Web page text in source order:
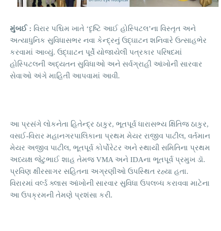
મુંબઈ : વિરાર પશ્ચિમ ખાતે ‘દૃષ્ટિ આઈ હોસ્પિટલ’ના વિસ્તૃત અને
અત્યાધુનિક સુવિધાસભર નવા કેન્દ્રનું ઉદ્ઘાટન શનિવારે ઉત્સાહભેર
કરવામાં આવ્યું. ઉદ્ઘાટન પૂર્વે યોજાયેલી પત્રકાર પરિષદમાં
હોસ્પિટલની અદ્યતન સુવિધાઓ અને સર્વગ્રાહી આંખોની સારવાર
સેવાઓ અંગે માહિતી આપવામાં આવી.
આ પ્રસંગે લોકનેતા હિતેન્દ્ર ઠાકુર, ભૂતપૂર્વ ધારાસભ્ય ક્ષિતિજ ઠાકુર,
વસઈ-વિરાર મહાનગરપાલિકાના પ્રથમ મેયર રાજીવ પાટીલ, વર્તમાન
મેયર અજીવ પાટીલ, ભૂતપૂર્વ કોર્પોરેટર અને સ્થાયી સમિતિના પ્રથમ
અધ્યક્ષ જેટુભાઈ શાહ તેમજ VMA અને IDAના ભૂતપૂર્વ પ્રમુખ ડૉ.
પ્રવિણ ક્ષીરસાગર સહિતના અગ્રણીઓ ઉપસ્થિત રહ્યા હતા.
વિરારમાં વર્લ્ડ ક્લાસ આંખોની સારવાર સુવિધા ઉપલબ્ધ કરાવવા માટેના
આ ઉપક્રમની તેમણે પ્રશંસા કરી.